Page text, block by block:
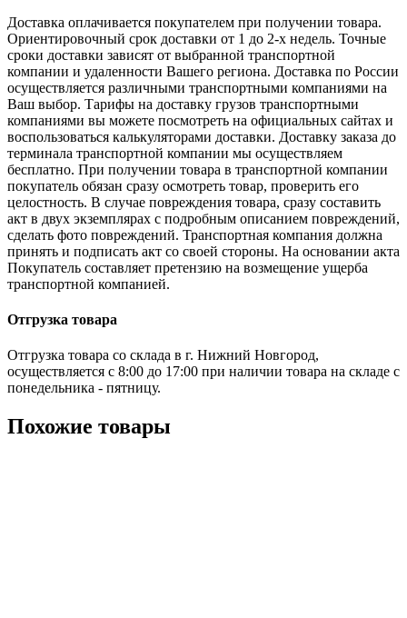
Доставка оплачивается покупателем при получении товара.
Ориентировочный срок доставки от 1 до 2-х недель. Точные
сроки доставки зависят от выбранной транспортной
компании и удаленности Вашего региона. Доставка по России
осуществляется различными транспортными компаниями на
Ваш выбор. Тарифы на доставку грузов транспортными
компаниями вы можете посмотреть на официальных сайтах и
воспользоваться калькуляторами доставки. Доставку заказа до
терминала транспортной компании мы осуществляем
бесплатно. При получении товара в транспортной компании
покупатель обязан сразу осмотреть товар, проверить его
целостность. В случае повреждения товара, сразу составить
акт в двух экземплярах с подробным описанием повреждений,
сделать фото повреждений. Транспортная компания должна
принять и подписать акт со своей стороны. На основании акта
Покупатель составляет претензию на возмещение ущерба
транспортной компанией.
Отгрузка товара
Отгрузка товара со склада в г. Нижний Новгород,
осуществляется с 8:00 до 17:00 при наличии товара на складе с
понедельника - пятницу.
Похожие товары